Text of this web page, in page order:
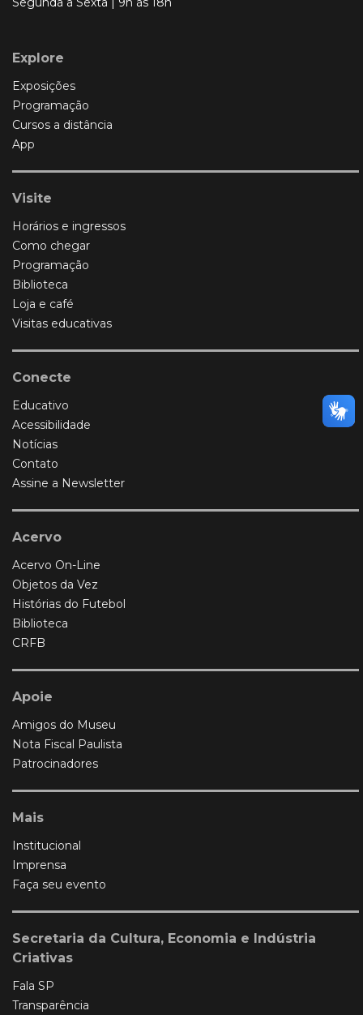
Explore
Exposições
Programação
Cursos a distância
App
Visite
Horários e ingressos
Como chegar
Programação
Biblioteca
Loja e café
Visitas educativas
Conecte
Educativo
Acessibilidade
Notícias
Contato
Assine a Newsletter
Acervo
Acervo On-Line
Objetos da Vez
Histórias do Futebol
Biblioteca
CRFB
Apoie
Amigos do Museu
Nota Fiscal Paulista
Patrocinadores
Mais
Institucional
Imprensa
Faça seu evento
Secretaria da Cultura, Economia e Indústria
Criativas
Fala SP
Transparência